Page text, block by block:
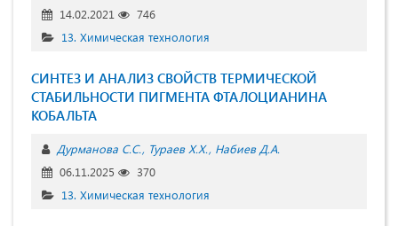
14.02.2021
746
13. Химическая технология
СИНТЕЗ И АНАЛИЗ СВОЙСТВ ТЕРМИЧЕСКОЙ
СТАБИЛЬНОСТИ ПИГМЕНТА ФТАЛОЦИАНИНА
КОБАЛЬТА
Дурманова С.С. Тураев Х.Х. Набиев Д.А.
06.11.2025
370
13. Химическая технология